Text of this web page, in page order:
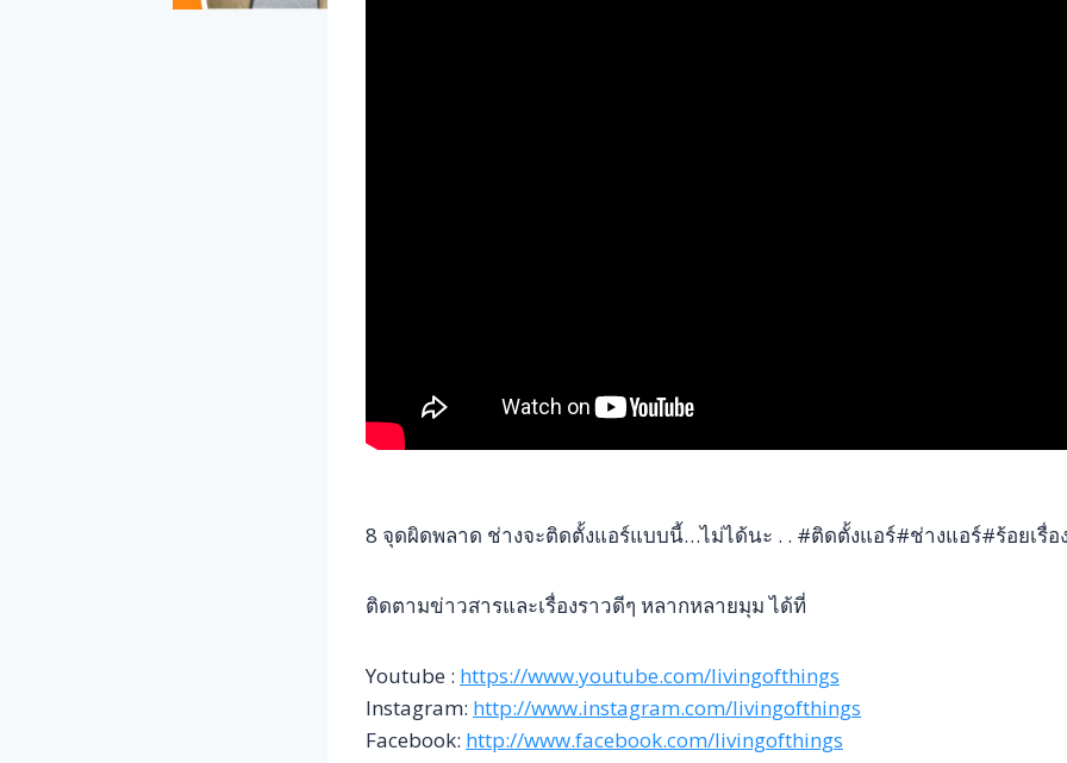
8 จุดผิดพลาด ช่างจะติดตั้งแอร์แบบนี้…ไม่ได้นะ . . #ติดตั้งแอร์#ช่างแอร์#ร้อยเรื่อ
ติดตามข่าวสารและเรื่องราวดีๆ หลากหลายมุม ได้ที่
Youtube : https://www.youtube.com/livingofthings
Instagram: http://www.instagram.com/livingofthings
Facebook: http://www.facebook.com/livingofthings